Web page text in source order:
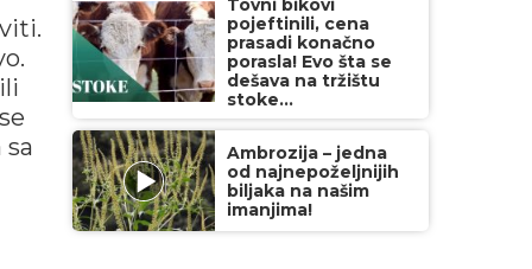
Tovni bikovi
pojeftinili, cena
prasadi konačno
porasla! Evo šta se
dešava na tržištu
stoke...
Ambrozija – jedna
od najnepoželjnijih
biljaka na našim
imanjima!